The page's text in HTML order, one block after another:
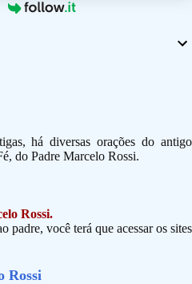
há diversas orações do antigo
do Padre Marcelo Rossi.
Rossi.
padre, você terá que acessar os sites
Rossi